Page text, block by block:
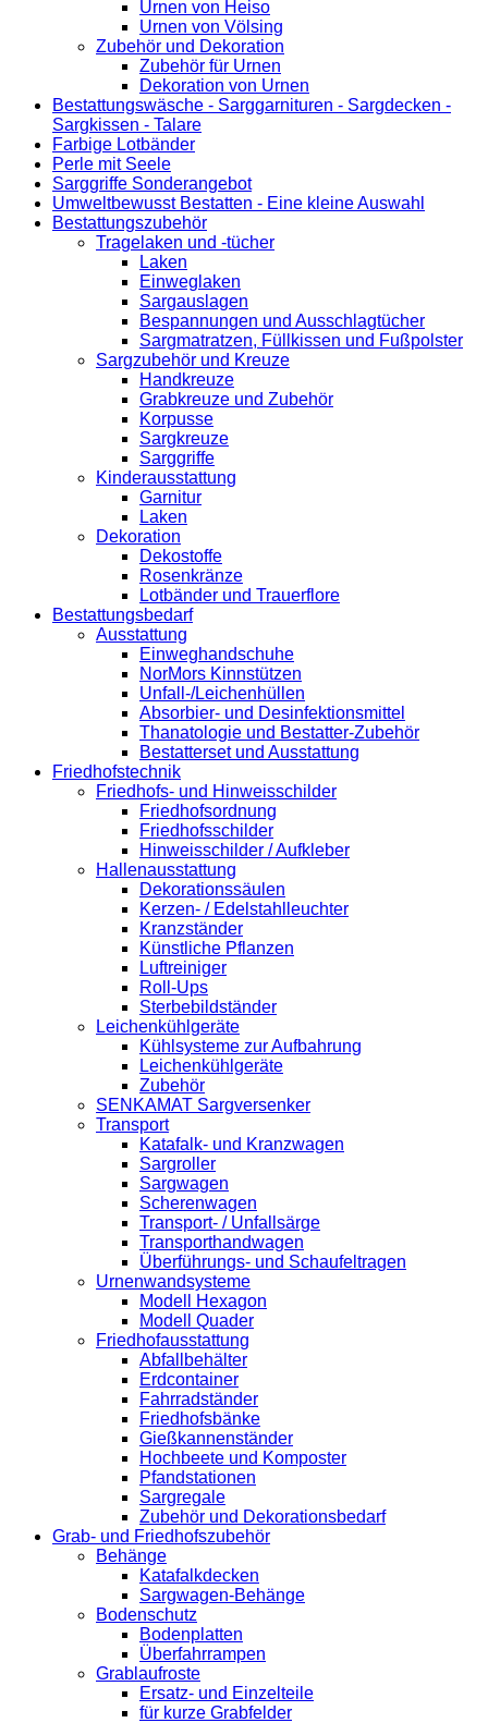
Urnen von Heiso
Urnen von Völsing
Zubehör und Dekoration
Zubehör für Urnen
Dekoration von Urnen
Bestattungswäsche - Sarggarnituren - Sargdecken -
Sargkissen - Talare
Farbige Lotbänder
Perle mit Seele
Sarggriffe Sonderangebot
Umweltbewusst Bestatten - Eine kleine Auswahl
Bestattungszubehör
Tragelaken und -tücher
Laken
Einweglaken
Sargauslagen
Bespannungen und Ausschlagtücher
Sargmatratzen, Füllkissen und Fußpolster
Sargzubehör und Kreuze
Handkreuze
Grabkreuze und Zubehör
Korpusse
Sargkreuze
Sarggriffe
Kinderausstattung
Garnitur
Laken
Dekoration
Dekostoffe
Rosenkränze
Lotbänder und Trauerflore
Bestattungsbedarf
Ausstattung
Einweghandschuhe
NorMors Kinnstützen
Unfall-/Leichenhüllen
Absorbier- und Desinfektionsmittel
Thanatologie und Bestatter-Zubehör
Bestatterset und Ausstattung
Friedhofstechnik
Friedhofs- und Hinweisschilder
Friedhofsordnung
Friedhofsschilder
Hinweisschilder / Aufkleber
Hallenausstattung
Dekorationssäulen
Kerzen- / Edelstahlleuchter
Kranzständer
Künstliche Pflanzen
Luftreiniger
Roll-Ups
Sterbebildständer
Leichenkühlgeräte
Kühlsysteme zur Aufbahrung
Leichenkühlgeräte
Zubehör
SENKAMAT Sargversenker
Transport
Katafalk- und Kranzwagen
Sargroller
Sargwagen
Scherenwagen
Transport- / Unfallsärge
Transporthandwagen
Überführungs- und Schaufeltragen
Urnenwandsysteme
Modell Hexagon
Modell Quader
Friedhofausstattung
Abfallbehälter
Erdcontainer
Fahrradständer
Friedhofsbänke
Gießkannenständer
Hochbeete und Komposter
Pfandstationen
Sargregale
Zubehör und Dekorationsbedarf
Grab- und Friedhofszubehör
Behänge
Katafalkdecken
Sargwagen-Behänge
Bodenschutz
Bodenplatten
Überfahrrampen
Grablaufroste
Ersatz- und Einzelteile
für kurze Grabfelder